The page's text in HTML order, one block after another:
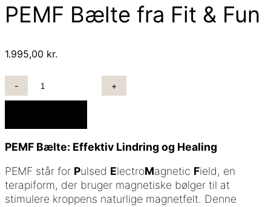
PEMF Bælte fra Fit & Fun
1.995,00 kr.
FUN
ANTAL
PEMF Bælte: Effektiv Lindring og Healing
PEMF står for Pulsed ElectroMagnetic Field, en
terapiform, der bruger magnetiske bølger til at
stimulere kroppens naturlige magnetfelt. Denne